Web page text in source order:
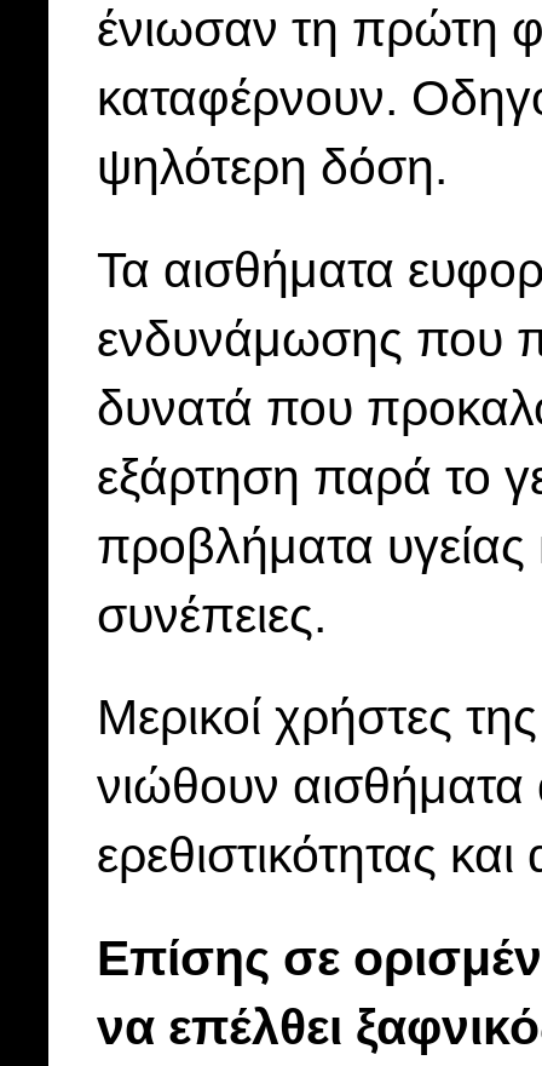
ένιωσαν τη πρώτη
καταφέρνουν.
ψηλότερη δόση.
Τα αισθήματα
ενδυνάμωσης που
δυνατά που
εξάρτηση παρά το
προβλήματα υγείας
συνέπειες.
Μερικοί χρήστες
νιώθουν αισθήματα
ερεθιστικότητας
Επίσης σε
να επέλθει